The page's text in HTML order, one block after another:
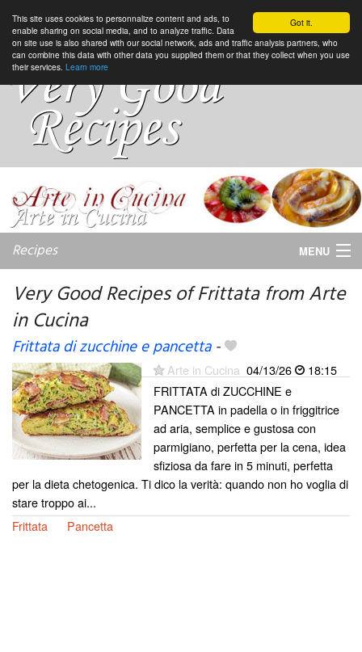
Got it.
This site uses cookies to personnalize content and ads, to
enable sharing on social media, and to analyze traffic. Data
on site use is also shared with our social network, ads and traffic analysis partners, who
can combine this data with other data you supplied them or that they collect when you use
their services. Learn more
Recipes MENU
Very Good Recipes of Frittata from Arte
in Cucina
Frittata di zucchine e pancetta-
Arte in Cucina 04/13/26
18:15
FRITTATA di ZUCCHINE e
PANCETTA in padella o in friggitrice
ad aria, semplice e gustosa con
parmigiano, perfetta per la cena, idea
sfiziosa da fare in 5 minuti, perfetta
per la dieta chetogenica. Ti dico la verità: quando non ho voglia di
stare troppo ai...
Frittata
Pancetta